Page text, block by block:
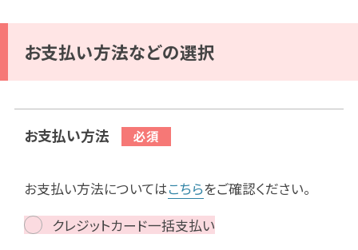
お支払い方法などの選択
お支払い方法
お支払い方法についてはこちらをご確認ください。
クレジットカード一括支払い